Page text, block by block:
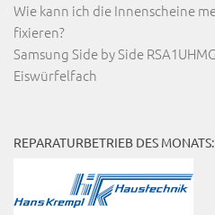
Wie kann ich die Innenscheine
fixieren?
Samsung Side by Side
Eiswürfelfach
REPARATURBETRIEB DES MONATS: